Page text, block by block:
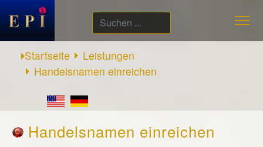
Suchen
...
Startseite
Leistungen
Handelsnamen einreichen
Handelsnamen einreichen